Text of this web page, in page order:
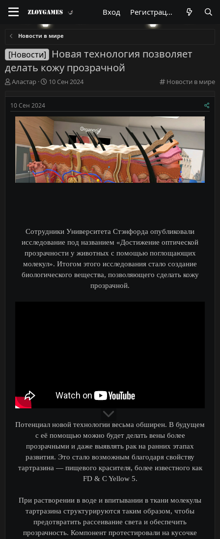
Вход Регистрация
Новости в мире
[Новости]
Новая технология позволяет
делать кожу прозрачной
К
т
г
р
и
я
Новости в мире
А
т
о
м
Аластар
Д
т
н
а
л
а
10 Сен 2024
10 Сен 2024
Сотрудники Университета Стэнфорда опубликовали
исследование под названием «Достижение оптической
прозрачности у животных с помощью поглощающих
молекул». Итогом этого исследования стало создание
биологического вещества, позволяющего сделать кожу
прозрачной.
Потенциал новой технологии весьма обширен. В будущем
с её помощью можно будет делать вены более
прозрачными и даже выявлять рак на ранних этапах
развития. Это стало возможным благодаря свойству
тартразина — пищевого красителя, более известного как
FD & C Yellow 5.
При растворении в воде и впитывании в ткани молекулы
тартразина структурируются таким образом, чтобы
предотвратить рассеивание света и обеспечить
прозрачность. Компонент протестировали на кусочке